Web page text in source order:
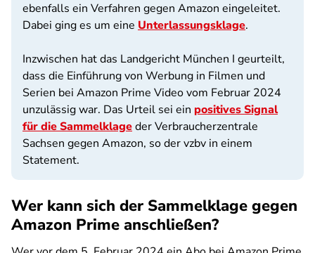
ebenfalls ein Verfahren gegen Amazon eingeleitet.
Dabei ging es um eine Unterlassungsklage.
Inzwischen hat das Landgericht München I geurteilt,
dass die Einführung von Werbung in Filmen und
Serien bei Amazon Prime Video vom Februar 2024
unzulässig war. Das Urteil sei ein positives Signal
für die Sammelklageder Verbraucherzentrale
Sachsen gegen Amazon, so der vzbv in einem
Statement.
Wer kann sich der Sammelklage gegen
Amazon Prime anschließen?